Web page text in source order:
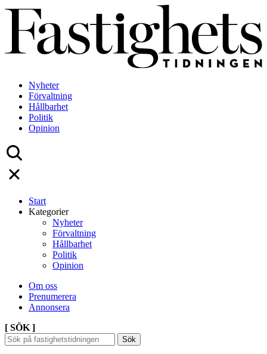
Skip
content
Nyheter
Förvaltning
Hållbarhet
Politik
Opinion
Start
Kategorier
Nyheter
Förvaltning
Hållbarhet
Politik
Opinion
Om oss
Prenumerera
Annonsera
[ SÖK ]
Sök
efter:
Sök
Sök